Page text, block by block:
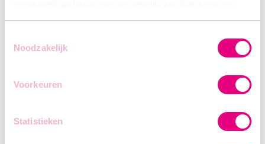
Noodzakelijk
Voorkeuren
Statistieken